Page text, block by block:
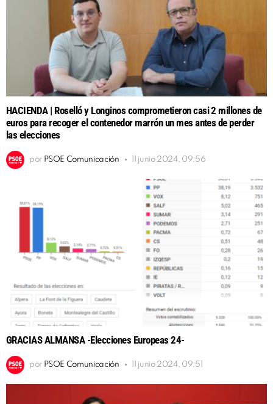
HACIENDA | Roselló y Longinos comprometieron casi 2 millones de
euros para recoger el contenedor marrón un mes antes de perder
las elecciones
por PSOE Comunicación 11 junio 2024, 09:56
GRACIAS ALMANSA -Elecciones Europeas 24-
por PSOE Comunicación 11 junio 2024, 09:51